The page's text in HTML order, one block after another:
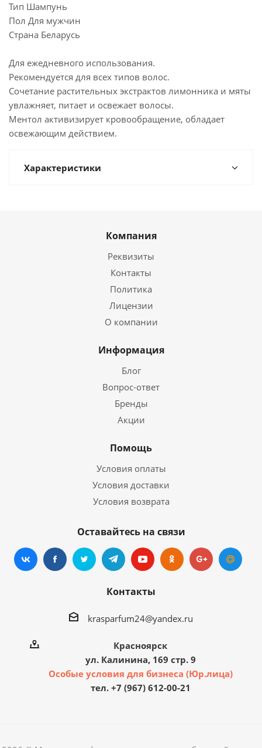
Тип Шампунь
Пол Для мужчин
Страна Беларусь
Для ежедневного использования.
Рекомендуется для всех типов волос.
Сочетание растительных экстрактов лимонника и мяты
увлажняет, питает и освежает волосы.
Ментол активизирует кровообращение, обладает
освежающим действием.
Характеристики
Компания
Реквизиты
Контакты
Политика
Лицензии
О компании
Информация
Блог
Вопрос-ответ
Бренды
Акции
Помощь
Условия оплаты
Условия доставки
Условия возврата
Оставайтесь на связи
Контакты
krasparfum24@yandex.ru
Красноярск
ул. Калинина, 169 стр. 9
Особые условия для бизнеса (Юр.лица)
тел. +7 (967) 612-00-21